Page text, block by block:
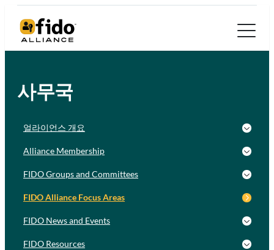
사무국
얼라이언스 개요
Alliance Membership
FIDO Groups and Committees
FIDO Alliance Focus Areas
FIDO News and Events
FIDO Resources